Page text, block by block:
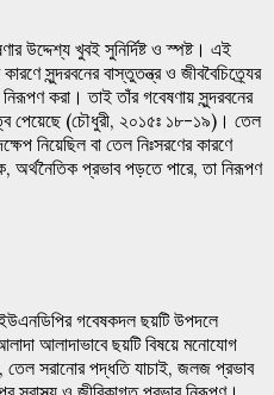
উদ্দেশ্য খুবই সুনির্দিষ্ট ও স্পষ্ট। এই
সুন্দরবনের বাস্তুতন্ত্র ও জীববৈচিত্র্যের
করা। তাই তাঁর গবেষণায় সুন্দরবনের
পেয়েছে (চৌধুরী, ২০১৫ঃ ১৮-১৯)। তেল
নিয়েছিল বা তেল নিঃসরণের কারণে
অর্থনৈতিক প্রভাব পড়তে পারে, তা নিরূপণ
গবেষকদল ছয়টি উপদলে
আলাদাভাবে ছয়টি বিষয়ে মনোযোগ
সরানোর পদ্ধতি যাচাই, জলজ প্রভাব